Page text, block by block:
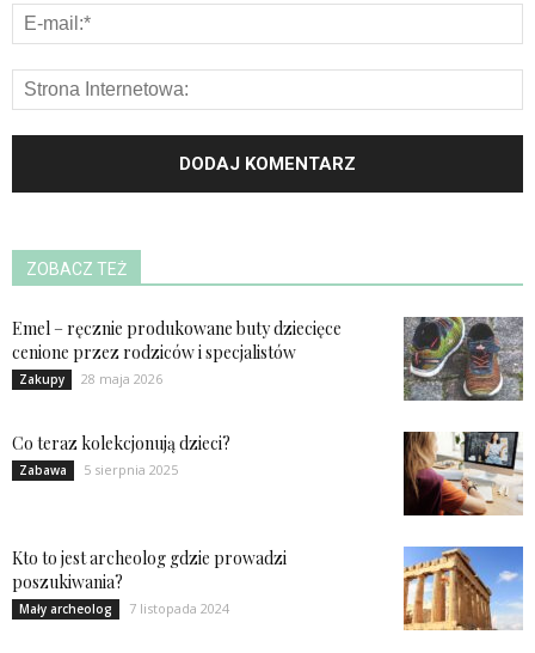
ZOBACZ TEŻ
Emel – ręcznie produkowane buty dziecięce
cenione przez rodziców i specjalistów
Zakupy 28 maja 2026
Co teraz kolekcjonują dzieci?
Zabawa 5 sierpnia 2025
Kto to jest archeolog gdzie prowadzi
poszukiwania?
Mały archeolog 7 listopada 2024